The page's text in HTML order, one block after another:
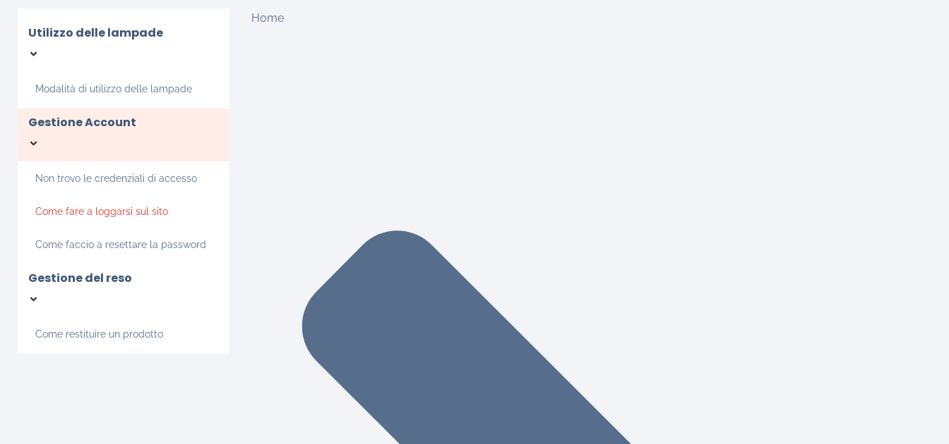
Utilizzo delle lampade
Modalità di utilizzo delle lampade
Gestione Account
Non trovo le credenziali di accesso
Come fare a loggarsi sul sito
Come faccio a resettare la password
Gestione del reso
Come restituire un prodotto
Home